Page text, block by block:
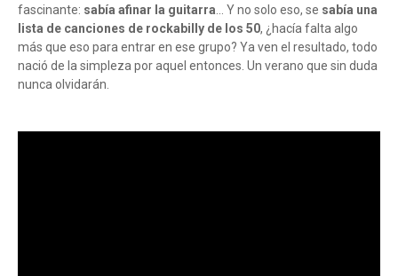
fascinante: sabía afinar la guitarra... Y no solo eso, se sabía una
lista de canciones de rockabilly de los 50, ¿hacía falta algo
más que eso para entrar en ese grupo? Ya ven el resultado, todo
nació de la simpleza por aquel entonces. Un verano que sin duda
nunca olvidarán.